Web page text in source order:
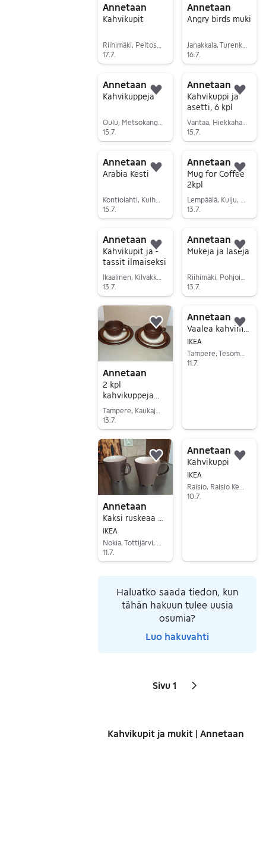
Annetaan
Kahvikupit
17.7.
Annetaan
Angry birds muki
Janakkala, Turenki, Kanta-Häme
16.7.
Annetaan
Kahvikuppeja
15.7.
Lisää suosikiksi.
Annetaan
Kahvikuppi ja
asetti, 6 kpl
Vantaa, Hiekkaharju, Uusimaa
15.7.
Annetaan
Arabia Kesti
15.7.
Lisää suosikiksi.
Annetaan
Mug for Coffee
2kpl
13.7.
Annetaan
Kahvikupit ja -
tassit ilmaiseksi
13.7.
Lisää suosikiksi.
Annetaan
Mukeja ja laseja
13.7.
Annetaan
2 kpl
kahvikuppeja
asetteineen
Pompeii
13.7.
Lisää suosikiksi.
Annetaan
IKEA
Tampere, Tesoma, Pirkanmaa
11.7.
Annetaan
IKEA
11.7.
Lisää suosikiksi.
Annetaan
Kahvikuppi
IKEA
10.7.
Haluatko saada tiedon, kun
tähän hakuun tulee uusia
osumia?
Luo hakuvahti
Sivut
Sivu 1 Seuraava sivu
kuvake
Kahvikupit ja mukit | Annetaan